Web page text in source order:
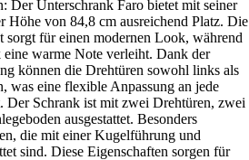
Der Unterschrank Faro bietet mit seiner
Höhe von 84,8 cm ausreichend Platz. Die
sorgt für einen modernen Look, während
warme Note verleiht. Dank der
können die Drehtüren sowohl links als
was eine flexible Anpassung an jede
Der Schrank ist mit zwei Drehtüren, zwei
ausgestattet. Besonders
die mit einer Kugelführung und
sind. Diese Eigenschaften sorgen für